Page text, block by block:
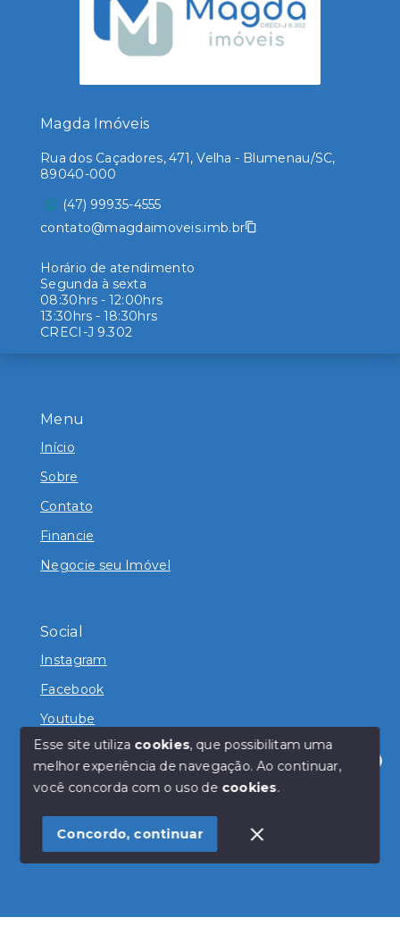
Olá! Estamos disponíveis para te ajudar.
Menu
Início
Sobre
Contato
Financie
Negocie seu Imóvel
Social
Instagram
Facebook
Youtube
© Copyright 2026 - Magda Imóveis - Todos os direitos
SITE PARA IMOBILIARIA
Magda Imóveis
Rua dos Caçadores, 471, Velha - Blumenau/SC,
89040-000
(47) 99935-4555
contato@magdaimoveis.imb.br
Horário de atendimento
Segunda à sexta
08:30hrs - 12:00hrs
13:30hrs - 18:30hrs
CRECI-J 9.302
Esse site utiliza cookies, que possibilitam uma
melhor experiência de navegação.Ao continuar,
você concorda com o uso de cookies.
Concordo, continuar